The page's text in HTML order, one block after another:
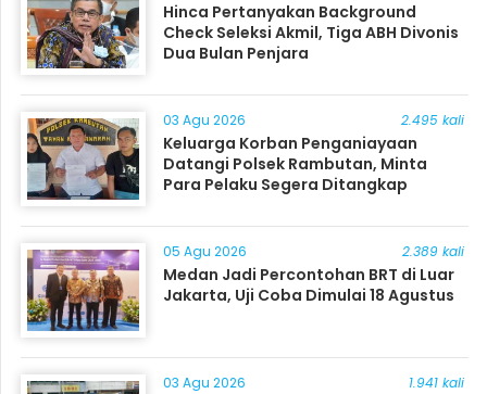
Hinca Pertanyakan Background
Check Seleksi Akmil, Tiga ABH Divonis
Dua Bulan Penjara
03 Agu 2026 2.495 kali
Keluarga Korban Penganiayaan
Datangi Polsek Rambutan, Minta
Para Pelaku Segera Ditangkap
05 Agu 2026 2.389 kali
Medan Jadi Percontohan BRT di Luar
Jakarta, Uji Coba Dimulai 18 Agustus
03 Agu 2026 1.941 kali